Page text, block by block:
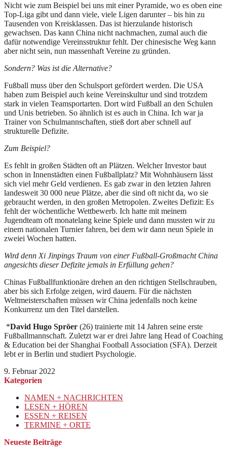
Nicht wie zum Beispiel bei uns mit einer Pyramide, wo es oben eine
Top-Liga gibt und dann viele, viele Ligen darunter – bis hin zu
Tausenden von Kreisklassen. Das ist hierzulande historisch
gewachsen. Das kann China nicht nachmachen, zumal auch die
dafür notwendige Vereinsstruktur fehlt. Der chinesische Weg kann
aber nicht sein, nun massenhaft Vereine zu gründen.
Sondern? Was ist die Alternative?
Fußball muss über den Schulsport gefördert werden. Die USA
haben zum Beispiel auch keine Vereinskultur und sind trotzdem
stark in vielen Teamsportarten. Dort wird Fußball an den Schulen
und Unis betrieben. So ähnlich ist es auch in China. Ich war ja
Trainer von Schulmannschaften, stieß dort aber schnell auf
strukturelle Defizite.
Zum Beispiel?
Es fehlt in großen Städten oft an Plätzen. Welcher Investor baut
schon in Innenstädten einen Fußballplatz? Mit Wohnhäusern lässt
sich viel mehr Geld verdienen. Es gab zwar in den letzten Jahren
landesweit 30 000 neue Plätze, aber die sind oft nicht da, wo sie
gebraucht werden, in den großen Metropolen. Zweites Defizit: Es
fehlt der wöchentliche Wettbewerb. Ich hatte mit meinem
Jugendteam oft monatelang keine Spiele und dann mussten wir zu
einem nationalen Turnier fahren, bei dem wir dann neun Spiele in
zweiei Wochen hatten.
Wird denn Xi Jinpings Traum von einer Fußball-Großmacht China
angesichts dieser Defizite jemals in Erfüllung gehen?
Chinas Fußballfunktionäre drehen an den richtigen Stellschrauben,
aber bis sich Erfolge zeigen, wird dauern. Für die nächsten
Weltmeisterschaften müssen wir China jedenfalls noch keine
Konkurrenz um den Titel darstellen.
*David Hugo Spröer (26) trainierte mit 14 Jahren seine erste
Fußballmannschaft. Zuletzt war er drei Jahre lang Head of Coaching
& Education bei der Shanghai Football Association (SFA). Derzeit
lebt er in Berlin und studiert Psychologie.
9. Februar 2022
Kategorien
NAMEN + NACHRICHTEN
LESEN + HÖREN
ESSEN + REISEN
TERMINE + ORTE
Neueste Beiträge